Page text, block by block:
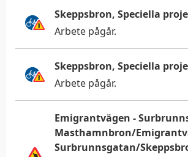
Denna
använder
Skeppsbron, Speciella
Arbete pågår.
Skeppsbron, Speciella
Arbete pågår.
Emigrantvägen -
Masthamnbron/
Surbrunnsgatan/